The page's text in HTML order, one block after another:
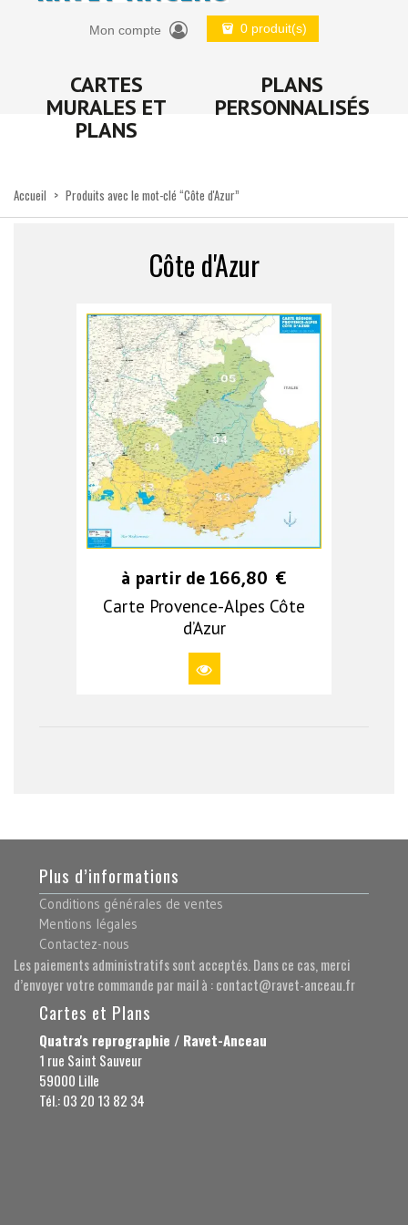
Mon compte 0 produit(s)
CARTES
MURALES ET
PLANS
PLANS
PERSONNALISÉS
Accueil > Produits avec le mot-clé “Côte d'Azur”
Côte d'Azur
à partir de 166,80 €
Carte Provence-Alpes Côte
d’Azur
Plus d’informations
Conditions générales de ventes
Mentions légales
Contactez-nous
Les paiements administratifs sont acceptés. Dans ce cas, merci
d’envoyer votre commande par mail à : contact@ravet-anceau.fr
Cartes et Plans
Quatra's reprographie / Ravet-Anceau
1 rue Saint Sauveur
59000 Lille
Tél.: 03 20 13 82 34